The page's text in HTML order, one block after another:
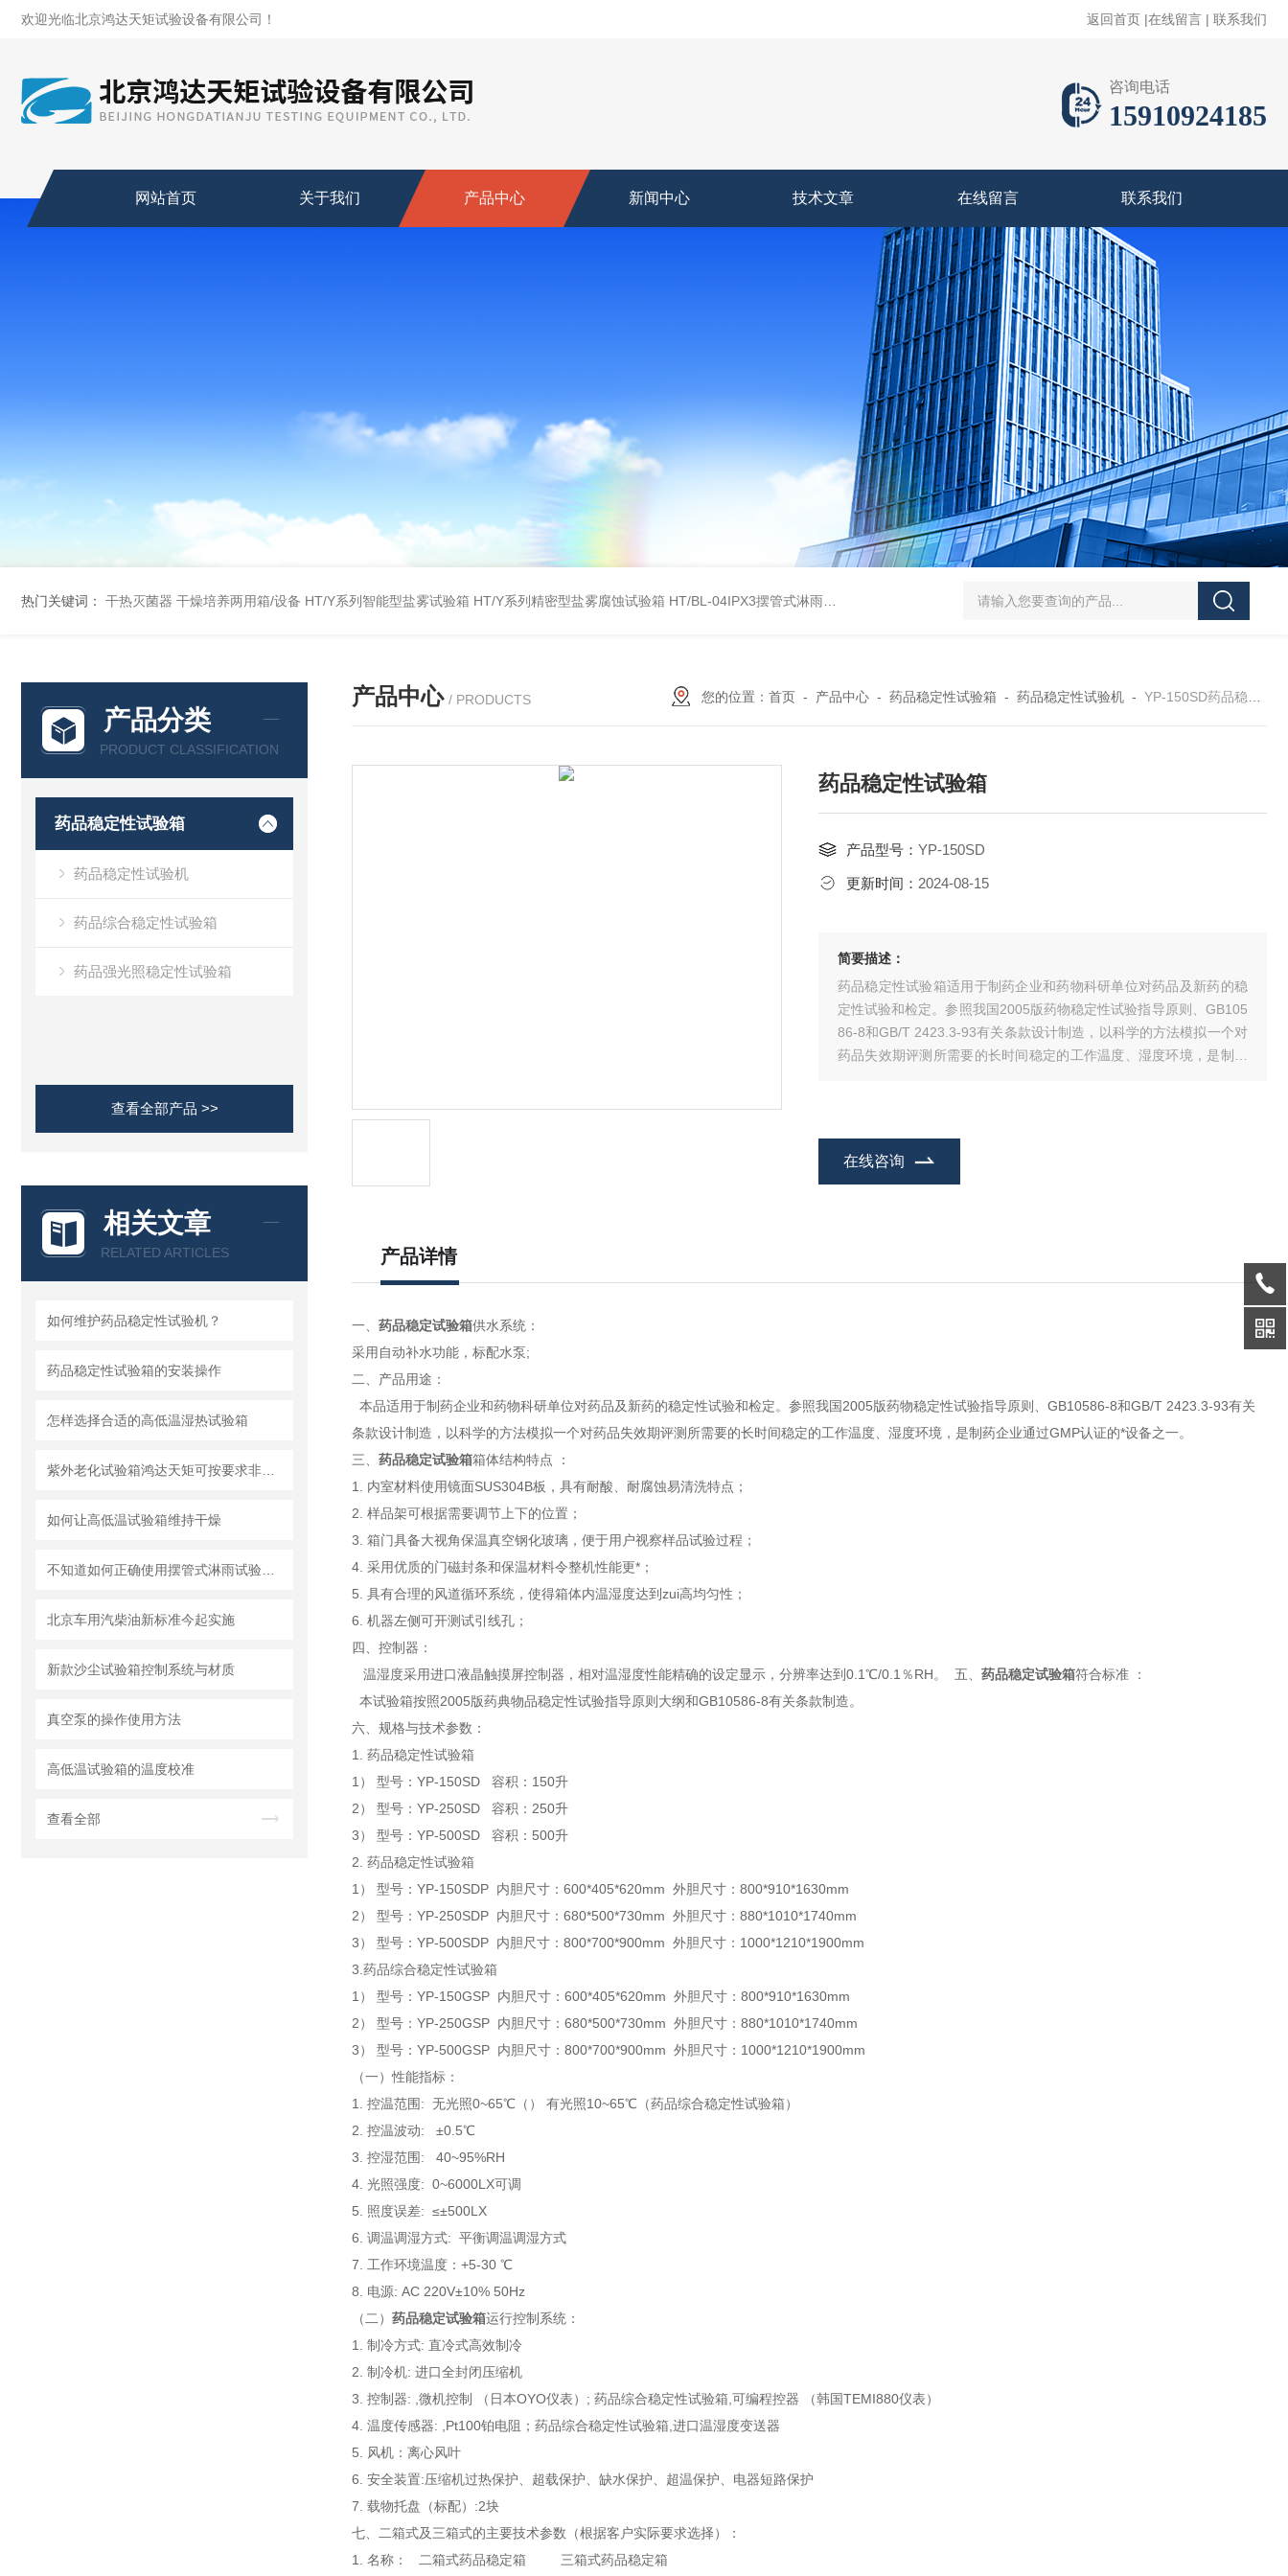
欢迎光临北京鸿达天矩试验设备有限公司！ 返回首页 |在线留言 | 联系我们
咨询电话
15910924185
网站首页 关于我们 产品中心 新闻中心 技术文章 在线留言 联系我们
热门关键词： 干热灭菌器 干燥培养两用箱/设备 HT/Y系列智能型盐雾试验箱 HT/Y系列精密型盐雾腐蚀试验箱 HT/BL-04IPX3摆管式淋雨试验机 HT/SC-800砂尘试验机厂家 HT/GDSJ-80天津小型高低温交变湿热试验
产品分类
PRODUCT CLASSIFICATION
药品稳定性试验箱
药品稳定性试验机
药品综合稳定性试验箱
药品强光照稳定性试验箱
查看全部产品 >>
相关文章
RELATED ARTICLES
如何维护药品稳定性试验机？
药品稳定性试验箱的安装操作
怎样选择合适的高低温湿热试验箱
如何让高低温试验箱​维持干燥
北京车用汽柴油新标准今起实施
新款沙尘试验箱控制系统与材质
真空泵的操作使用方法
高低温试验箱的温度校准
查看全部
产品中心 / PRODUCTS 您的位置： 首页- 产品中心- 药品稳定性试验箱 - 药品稳定性试验机- YP-150SD药品稳定性试验箱
药品稳定性试验箱
产品型号： YP-150SD
更新时间： 2024-08-15
简要描述：
药品稳定性试验箱适用于制药企业和药物科研单位对药品及新药的稳
定性试验和检定。参照我国2005版药物稳定性试验指导原则、GB105
86-8和GB/T 2423.3-93有关条款设计制造，以科学的方法模拟一个对
药品失效期评测所需要的长时间稳定的工作温度、湿度环境，是制药
在线咨询
产品详情
一、 药品稳定试验箱供水系统：
采用自动补水功能，标配水泵;
二、产品用途：
本品适用于制药企业和药物科研单位对药品及新药的稳定性试验和检定。参照我国2005版药物稳定性试验指导原则、GB10586-8和GB/T 2423.3-93有关
条款设计制造，以科学的方法模拟一个对药品失效期评测所需要的长时间稳定的工作温度、湿度环境，是制药企业通过GMP认证的*设备之一。
三、 药品稳定试验箱箱体结构特点 ：
1. 内室材料使用镜面SUS304B板，具有耐酸、耐腐蚀易清洗特点；
2. 样品架可根据需要调节上下的位置；
3. 箱门具备大视角保温真空钢化玻璃，便于用户视察样品试验过程；
4. 采用优质的门磁封条和保温材料令整机性能更*；
5. 具有合理的风道循环系统，使得箱体内温湿度达到zui高均匀性；
6. 机器左侧可开测试引线孔；
四、控制器：
温湿度采用进口液晶触摸屏控制器，相对温湿度性能精确的设定显示，分辨率达到0.1℃/0.1％RH。 五、 药品稳定试验箱符合标准 ：
本试验箱按照2005版药典物品稳定性试验指导原则大纲和GB10586-8有关条款制造。
六、规格与技术参数：
1. 药品稳定性试验箱
1） 型号：YP-150SD 容积：150升
2） 型号：YP-250SD 容积：250升
3） 型号：YP-500SD 容积：500升
2. 药品稳定性试验箱
1） 型号：YP-150SDP 内胆尺寸：600*405*620mm 外胆尺寸：800*910*1630mm
2） 型号：YP-250SDP 内胆尺寸：680*500*730mm 外胆尺寸：880*1010*1740mm
3） 型号：YP-500SDP 内胆尺寸：800*700*900mm 外胆尺寸：1000*1210*1900mm
3.药品综合稳定性试验箱
1） 型号：YP-150GSP 内胆尺寸：600*405*620mm 外胆尺寸：800*910*1630mm
2） 型号：YP-250GSP 内胆尺寸：680*500*730mm 外胆尺寸：880*1010*1740mm
3） 型号：YP-500GSP 内胆尺寸：800*700*900mm 外胆尺寸：1000*1210*1900mm
（一）性能指标：
1. 控温范围: 无光照0~65℃（） 有光照10~65℃（药品综合稳定性试验箱）
2. 控温波动: ±0.5℃
3. 控湿范围: 40~95%RH
4. 光照强度: 0~6000LX可调
5. 照度误差: ≤±500LX
6. 调温调湿方式: 平衡调温调湿方式
7. 工作环境温度：+5-30 ℃
8. 电源: AC 220V±10% 50Hz
（二） 药品稳定试验箱运行控制系统：
1. 制冷方式: 直冷式高效制冷
2. 制冷机: 进口全封闭压缩机
3. 控制器: ,微机控制 （日本OYO仪表）; 药品综合稳定性试验箱,可编程控器 （韩国TEMI880仪表）
4. 温度传感器: ,Pt100铂电阻；药品综合稳定性试验箱,进口温湿度变送器
5. 风机：离心风叶
6. 安全装置:压缩机过热保护、超载保护、缺水保护、超温保护、电器短路保护
7. 载物托盘（标配）:2块
七、二箱式及三箱式的主要技术参数（根据客户实际要求选择）：
1. 名称： 二箱式药品稳定箱 三箱式药品稳定箱